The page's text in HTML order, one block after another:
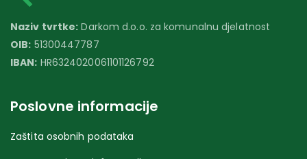
Naziv tvrtke: Darkom d.o.o. za komunalnu djelatnost
OIB: 51300447787
IBAN: HR6324020061101126792
Poslovne informacije
Zaštita osobnih podataka